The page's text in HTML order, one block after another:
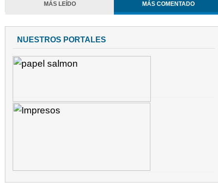
MÁS LEÍDO MÁS COMENTADO
NUESTROS PORTALES